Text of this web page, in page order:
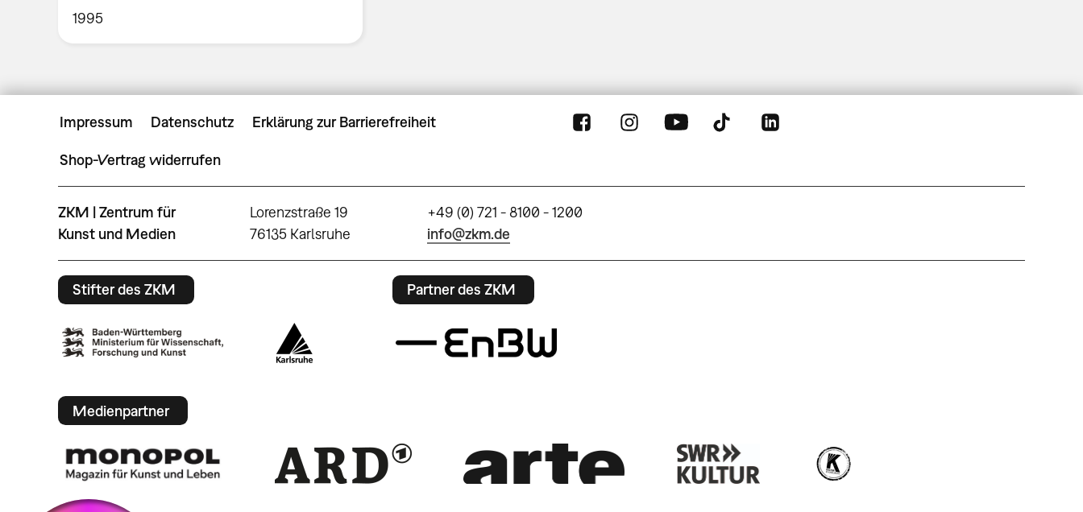
1995
Impressum Datenschutz Erklärung zur Barrierefreiheit
Shop-Vertrag widerrufen
ZKM | Zentrum für
Kunst und Medien
Lorenzstraße 19
76135 Karlsruhe
+49 (0) 721 - 8100 - 1200
info@zkm.de
Stifter des ZKM Partner des ZKM
Medienpartner